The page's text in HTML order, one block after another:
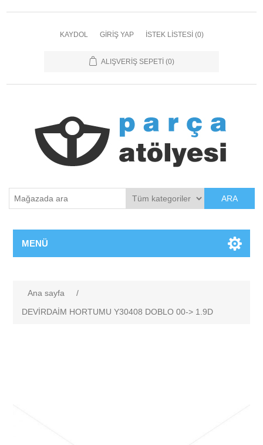
KAYDOL GIRIŞ YAP İSTEK LISTESI (0)
ALIŞVERIŞ SEPETI (0)
ARA
MENÜ
Ana sayfa
/
DEVİRDAİM HORTUMU Y30408 DOBLO 00-> 1.9D